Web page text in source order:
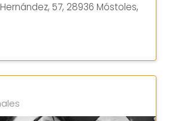
57, 28936 Móstoles,